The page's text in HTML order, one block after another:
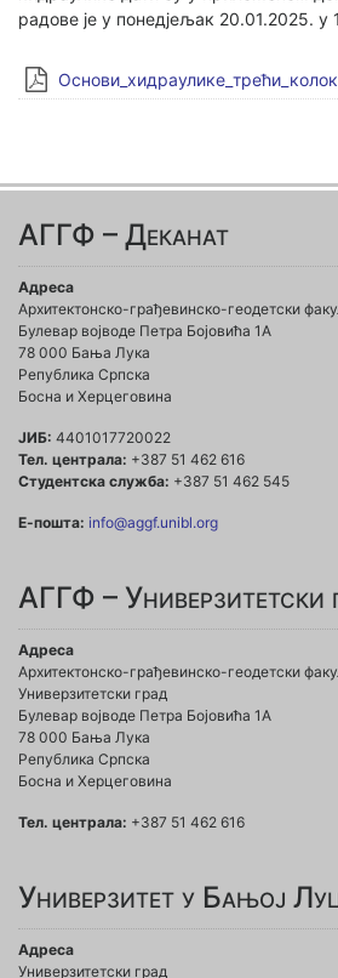
радове је у понедјељак 20.01.2025. у
АГГФ – Деканат
Адреса
Архитектонско-грађевинско-геодетски
Булевар војводе Петра Бојовића 1A
78 000 Бања Лука
Република Српска
Босна и Херцеговина
ЈИБ: 4401017720022
Тел. централа: +387 51 462 616
Студентска служба: +387 51 462 545
Е-пошта: info@aggf.unibl.org
АГГФ – Универзитетски
Адреса
Архитектонско-грађевинско-геодетски
Универзитетски град
Булевар војводе Петра Бојовића 1A
78 000 Бања Лука
Република Српска
Босна и Херцеговина
Тел. централа: +387 51 462 616
Универзитет у Бањој
Адреса
Универзитетски град